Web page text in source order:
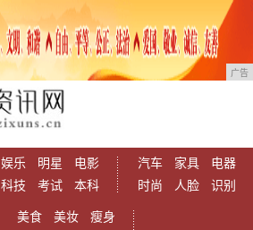
广告
娱乐 明星
电影
科技
考试 本科
汽车 家具
电器
时尚
人脸 识别
美食 美妆
瘦身